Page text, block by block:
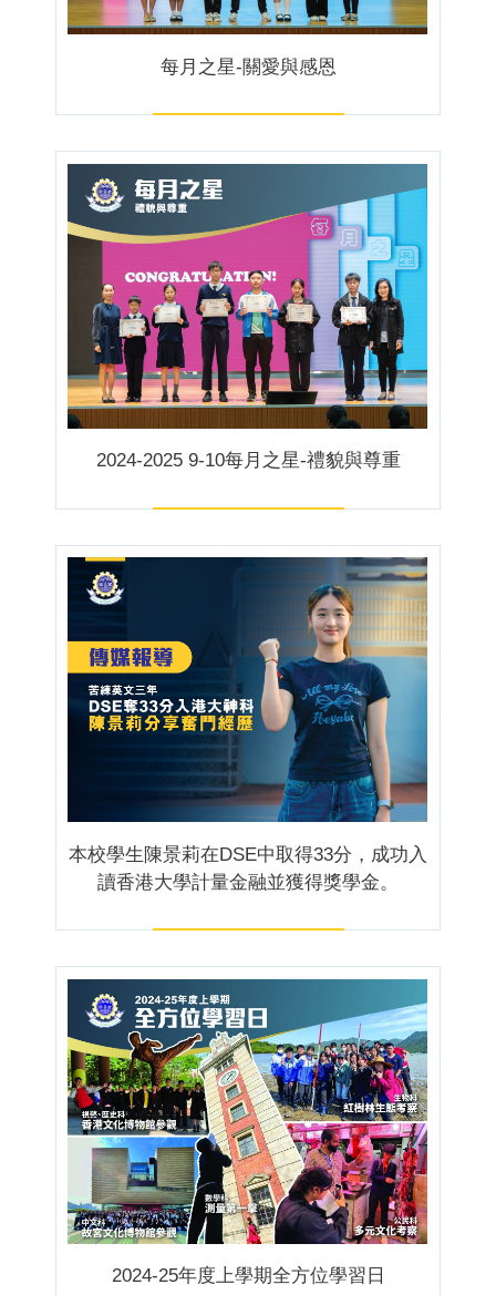
每月之星-關愛與感恩
2024-2025 9-10每月之星-禮貌與尊重
本校學生陳景莉在DSE中取得33分，成功入
讀香港大學計量金融並獲得獎學金。
2024-25年度上學期全方位學習日